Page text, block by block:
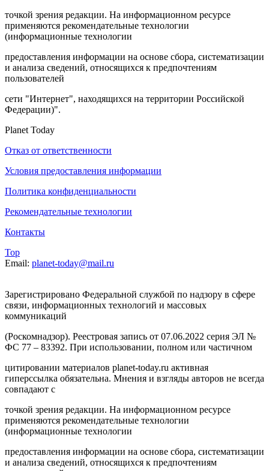
точкой зрения редакции. На информационном ресурсе
применяются рекомендательные технологии
(информационные технологии
предоставления информации на основе сбора, систематизации
и анализа сведений, относящихся к предпочтениям
пользователей
сети "Интернет", находящихся на территории Российской
Федерации)".
Planet Today
Отказ от ответственности
Условия предоставления информации
Политика конфиденциальности
Рекомендательные технологии
Контакты
Top
Email: planet-today@mail.ru
Зарегистрировано Федеральной службой по надзору в сфере
связи, информационных технологий и массовых
коммуникаций
(Роскомнадзор). Реестровая запись от 07.06.2022 серия ЭЛ №
ФС 77 – 83392. При использовании, полном или частичном
цитировании материалов planet-today.ru активная
гиперссылка обязательна. Мнения и взгляды авторов не всегда
совпадают с
точкой зрения редакции. На информационном ресурсе
применяются рекомендательные технологии
(информационные технологии
предоставления информации на основе сбора, систематизации
и анализа сведений, относящихся к предпочтениям